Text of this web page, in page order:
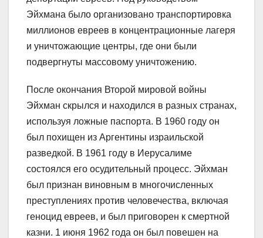
Эйхмана было организовано транспортировка
миллионов евреев в концентрационные лагеря
и уничтожающие центры, где они были
подвергнуты массовому уничтожению.
После окончания Второй мировой войны
Эйхман скрылся и находился в разных странах,
используя ложные паспорта. В 1960 году он
был похищен из Аргентины израильской
разведкой. В 1961 году в Иерусалиме
состоялся его осудительный процесс. Эйхман
был признан виновным в многочисленных
преступлениях против человечества, включая
геноцид евреев, и был приговорен к смертной
казни. 1 июня 1962 года он был повешен на